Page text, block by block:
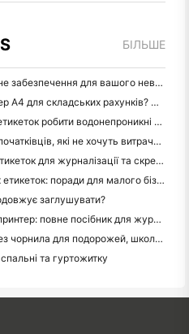
БІЛЬШЕ
Як вибрати правильне програмне забезпечення для вашого невеликого або середнього ресторану
Чи потрібен портативний принтер A4 для складських рахунків? Що дійсно працює
Чи можуть принтери теплових етикеток робити водонепроникні етикетки для продуктів малого бізнесу?
Найкраща миттєва камера для початківців, які не хочуть витрачати папір
Кращий виробник кольорових етикеток для журналізації та скрепбукінгу: додайте більше кольору на кожну сторінку
Рукопис проти друку доставчих етикеток: поради для малого бізнесу в 2026 році
заглушувати?
Як вибрати кишеньковий фото-принтер: повне посібник для журналістів, подорожей та користувачів iPhone
Кращий портативний принтер без чорнила для подорожей, школи та мобільної роботи: огляд Hanin MT620 Pro
та гуртожитку